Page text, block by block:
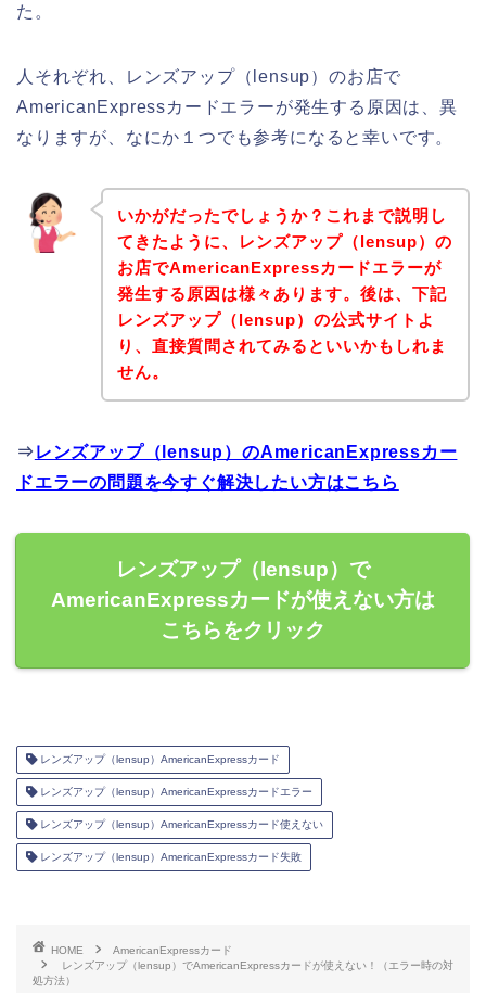
た。
人それぞれ、レンズアップ（lensup）のお店で
AmericanExpressカードエラーが発生する原因は、異
なりますが、なにか１つでも参考になると幸いです。
いかがだったでしょうか？これまで説明し
てきたように、レンズアップ（lensup）の
お店でAmericanExpressカードエラーが
発生する原因は様々あります。後は、下記
レンズアップ（lensup）の公式サイトよ
り、直接質問されてみるといいかもしれま
せん。
⇒ レンズアップ（lensup）のAmericanExpressカー
ドエラーの問題を今すぐ解決したい方はこちら
レンズアップ（lensup）で
AmericanExpressカードが使えない方は
こちらをクリック
レンズアップ（lensup）AmericanExpressカード
レンズアップ（lensup）AmericanExpressカードエラー
レンズアップ（lensup）AmericanExpressカード使えない
レンズアップ（lensup）AmericanExpressカード失敗
HOME
AmericanExpressカード
レンズアップ（lensup）でAmericanExpressカードが使えない！（エラー時の対
処方法）